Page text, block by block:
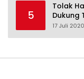
5
Tolak
Dukung
17 Juli 2020